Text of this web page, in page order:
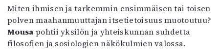
Miten ihmisen ja tarkemmin ensimmäisen tai toisen
polven maahanmuuttajan itsetietoisuus muotoutuu?
Mousa pohtii yksilön ja yhteiskunnan suhdetta
filosofien ja sosiologien näkökulmien valossa.